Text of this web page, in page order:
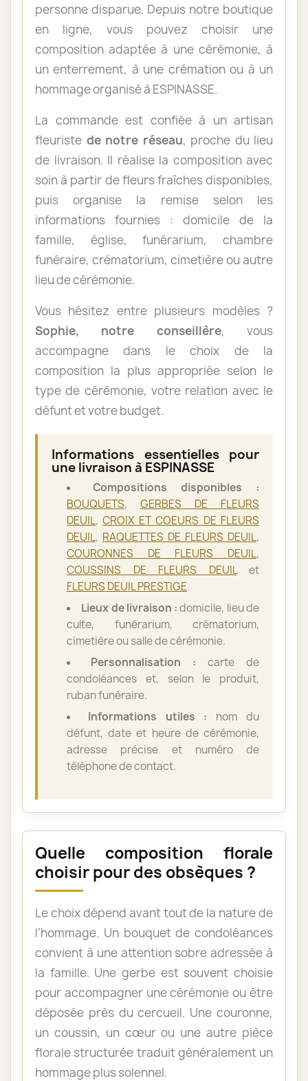
personne disparue. Depuis notre boutique
en ligne, vous pouvez choisir une
composition adaptée à une cérémonie, à
un enterrement, à une crémation ou à un
hommage organisé à ESPINASSE.
La commande est confiée à un artisan
fleuriste de notre réseau, proche du lieu
de livraison. Il réalise la composition avec
soin à partir de fleurs fraîches disponibles,
puis organise la remise selon les
informations fournies : domicile de la
famille, église, funérarium, chambre
funéraire, crématorium, cimetière ou autre
lieu de cérémonie.
Vous hésitez entre plusieurs modèles ?
Sophie, notre conseillère, vous
accompagne dans le choix de la
composition la plus appropriée selon le
type de cérémonie, votre relation avec le
défunt et votre budget.
Informations essentielles pour
une livraison à ESPINASSE
Compositions disponibles :
BOUQUETS, GERBES DE FLEURS
DEUIL,CROIX ET COEURS DE FLEURS
DEUIL, RAQUETTES DE FLEURS DEUIL,
COURONNES DE FLEURS DEUIL,
COUSSINS DE FLEURS DEUILet
FLEURS DEUIL PRESTIGE.
Lieux de livraison :domicile, lieu de
culte, funérarium, crématorium,
cimetière ou salle de cérémonie.
Personnalisation : carte de
condoléances et, selon le produit,
ruban funéraire.
Informations utiles : nom du
défunt, date et heure de cérémonie,
adresse précise et numéro de
téléphone de contact.
Quelle composition florale
choisir pour des obsèques ?
Le choix dépend avant tout de la nature de
l’hommage. Un bouquet de condoléances
convient à une attention sobre adressée à
la famille. Une gerbe est souvent choisie
pour accompagner une cérémonie ou être
déposée près du cercueil. Une couronne,
un coussin, un cœur ou une autre pièce
florale structurée traduit généralement un
hommage plus solennel.